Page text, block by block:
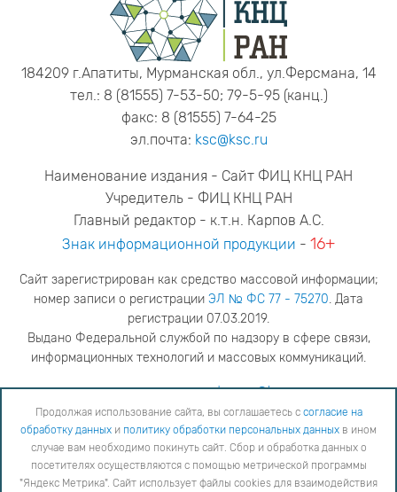
184209 г.Апатиты, Мурманская обл., ул.Ферсмана, 14
тел.: 8 (81555) 7-53-50; 79-5-95 (канц.)
факс: 8 (81555) 7-64-25
эл.почта: ksc@ksc.ru
Наименование издания - Сайт ФИЦ КНЦ РАН
Учредитель - ФИЦ КНЦ РАН
Главный редактор - к.т.н. Карпов А.С.
Знак информационной продукции - 16+
Сайт зарегистрирован как средство массовой информации;
номер записи о регистрации ЭЛ № ФС 77 - 75270. Дата
регистрации 07.03.2019.
Выдано Федеральной службой по надзору в сфере связи,
информационных технологий и массовых коммуникаций.
адрес редакцииya.stogova@ksc.ru
телефон редакции81555-79-516
Продолжая использование сайта, вы соглашаетесь с согласие на обработку данных
обработки персональных данных
в ином случае вам необходимо покинуть сайт. Сбор и обработка
данных о посетителях осуществляются с помощью метрической программы "Яндекс Метрика".
Сайт использует файлы cookies для взаимодействия с вами. Вы можете согласиться на
Продолжая использование сайта, вы соглашаетесь с согласие на
обработку данных и политику обработки персональных данных в ином
случае вам необходимо покинуть сайт. Сбор и обработка данных о
посетителях осуществляются с помощью метрической программы
"Яндекс Метрика". Сайт использует файлы cookies для взаимодействия